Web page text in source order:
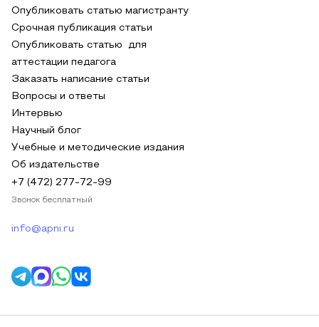
Опубликовать статью магистранту
Срочная публикация статьи
Опубликовать статью для
аттестации педагога
Заказать написание статьи
Вопросы и ответы
Интервью
Научный блог
Учебные и методические издания
Об издательстве
+7 (472) 277-72-99
Звонок бесплатный
info@apni.ru